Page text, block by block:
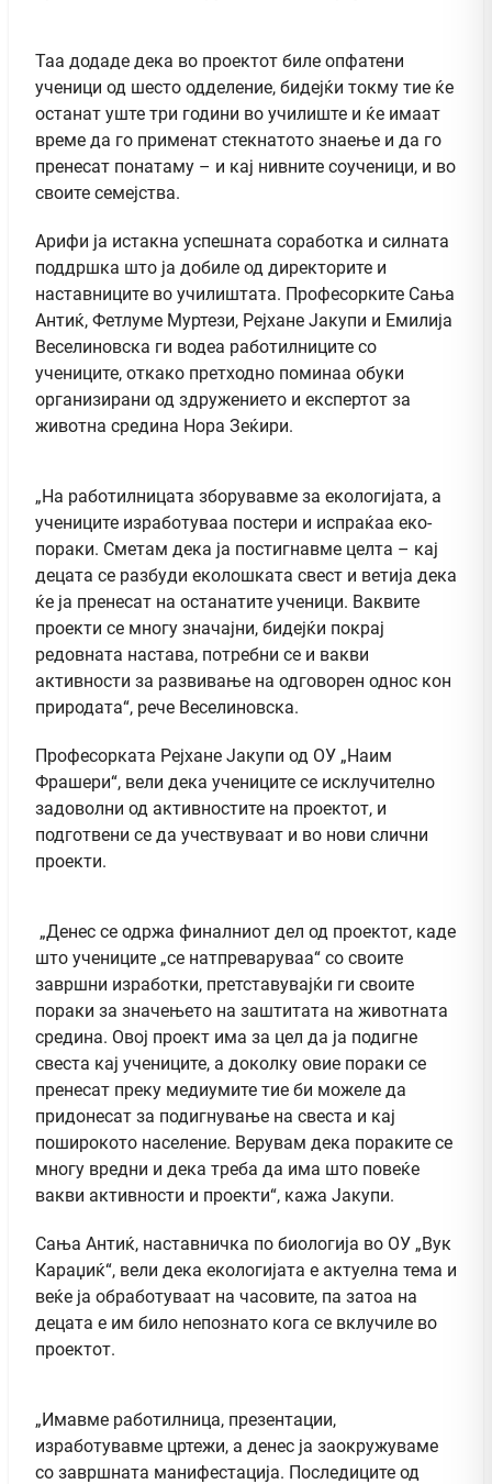
Таа додаде дека во проектот биле опфатени
ученици од шесто одделение, бидејќи токму тие ќе
останат уште три години во училиште и ќе имаат
време да го применат стекнатото знаење и да го
пренесат понатаму – и кај нивните соученици, и во
своите семејства.
Арифи ја истакна успешната соработка и силната
поддршка што ја добиле од директорите и
наставниците во училиштата. Професорките Сања
Антиќ, Фетлуме Муртези, Рејхане Јакупи и Емилија
Веселиновска ги водеа работилниците со
учениците, откако претходно поминаа обуки
организирани од здружението и експертот за
животна средина Нора Зеќири.
„На работилницата зборувавме за екологијата, а
учениците изработуваа постери и испраќаа еко-
пораки. Сметам дека ја постигнавме целта – кај
децата се разбуди еколошката свест и ветија дека
ќе ја пренесат на останатите ученици. Ваквите
проекти се многу значајни, бидејќи покрај
редовната настава, потребни се и вакви
активности за развивање на одговорен однос кон
природата“, рече Веселиновска.
Професорката Рејхане Јакупи од ОУ „Наим
Фрашери“, вели дека учениците се исклучително
задоволни од активностите на проектот, и
подготвени се да учествуваат и во нови слични
проекти.
„Денес се одржа финалниот дел од проектот, каде
што учениците „се натпреваруваа“ со своите
завршни изработки, претставувајќи ги своите
пораки за значењето на заштитата на животната
средина. Овој проект има за цел да ја подигне
свеста кај учениците, а доколку овие пораки се
пренесат преку медиумите тие би можеле да
придонесат за подигнување на свеста и кај
поширокото население. Верувам дека пораките се
многу вредни и дека треба да има што повеќе
вакви активности и проекти“, кажа Јакупи.
Сања Антиќ, наставничка по биологија во ОУ „Вук
Караџиќ“, вели дека екологијата е актуелна тема и
веќе ја обработуваат на часовите, па затоа на
децата е им било непознато кога се вклучиле во
проектот.
„Имавме работилница, презентации,
изработувавме цртежи, а денес ја заокружуваме
со завршната манифестација. Последиците од